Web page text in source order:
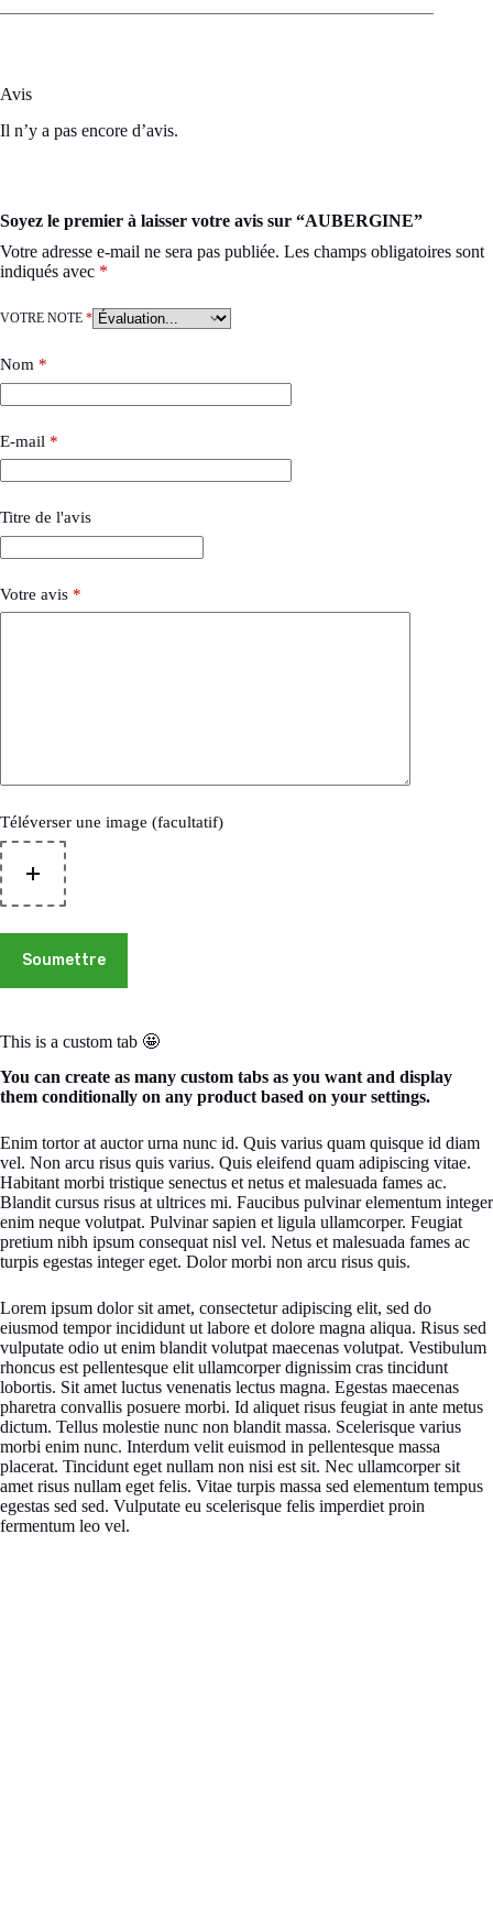
Avis
Il n’y a pas encore d’avis.
Soyez le premier à laisser votre avis sur “AUBERGINE”
Votre adresse e-mail ne sera pas publiée. Les champs obligatoires sont
indiqués avec *
VOTRE NOTE *
Nom *
E-mail *
Titre de l'avis
Votre avis *
Téléverser une image (facultatif)
Soumettre
This is a custom tab 🤩
You can create as many custom tabs as you want and display
them conditionally on any product based on your settings.
Enim tortor at auctor urna nunc id. Quis varius quam quisque id diam
vel. Non arcu risus quis varius. Quis eleifend quam adipiscing vitae.
Habitant morbi tristique senectus et netus et malesuada fames ac.
Blandit cursus risus at ultrices mi. Faucibus pulvinar elementum integer
enim neque volutpat. Pulvinar sapien et ligula ullamcorper. Feugiat
pretium nibh ipsum consequat nisl vel. Netus et malesuada fames ac
turpis egestas integer eget. Dolor morbi non arcu risus quis.
Lorem ipsum dolor sit amet, consectetur adipiscing elit, sed do
eiusmod tempor incididunt ut labore et dolore magna aliqua. Risus sed
vulputate odio ut enim blandit volutpat maecenas volutpat. Vestibulum
rhoncus est pellentesque elit ullamcorper dignissim cras tincidunt
lobortis. Sit amet luctus venenatis lectus magna. Egestas maecenas
pharetra convallis posuere morbi. Id aliquet risus feugiat in ante metus
dictum. Tellus molestie nunc non blandit massa. Scelerisque varius
morbi enim nunc. Interdum velit euismod in pellentesque massa
placerat. Tincidunt eget nullam non nisi est sit. Nec ullamcorper sit
amet risus nullam eget felis. Vitae turpis massa sed elementum tempus
egestas sed sed. Vulputate eu scelerisque felis imperdiet proin
fermentum leo vel.